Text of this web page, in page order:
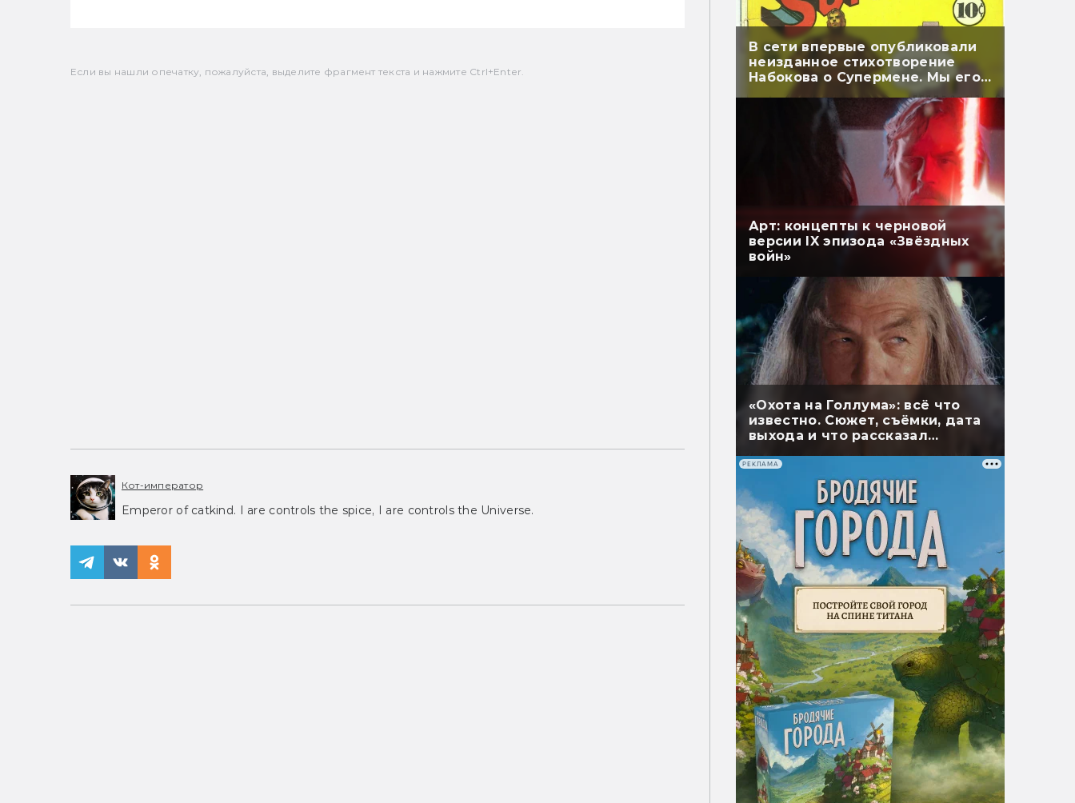
Если вы нашли опечатку, пожалуйста, выделите фрагмент текста и нажмите Ctrl+Enter.
Кот-император
Emperor of catkind. I are controls the spice, I are controls the Universe.
В сети впервые опубликовали
неизданное стихотворение
Набокова о Супермене. Мы его
перевели
Арт: концепты к черновой
версии IX эпизода «Звёздных
войн»
«Охота на Голлума»: всё что
известно. Сюжет, съёмки, дата
выхода и что рассказал
РЕКЛАМА